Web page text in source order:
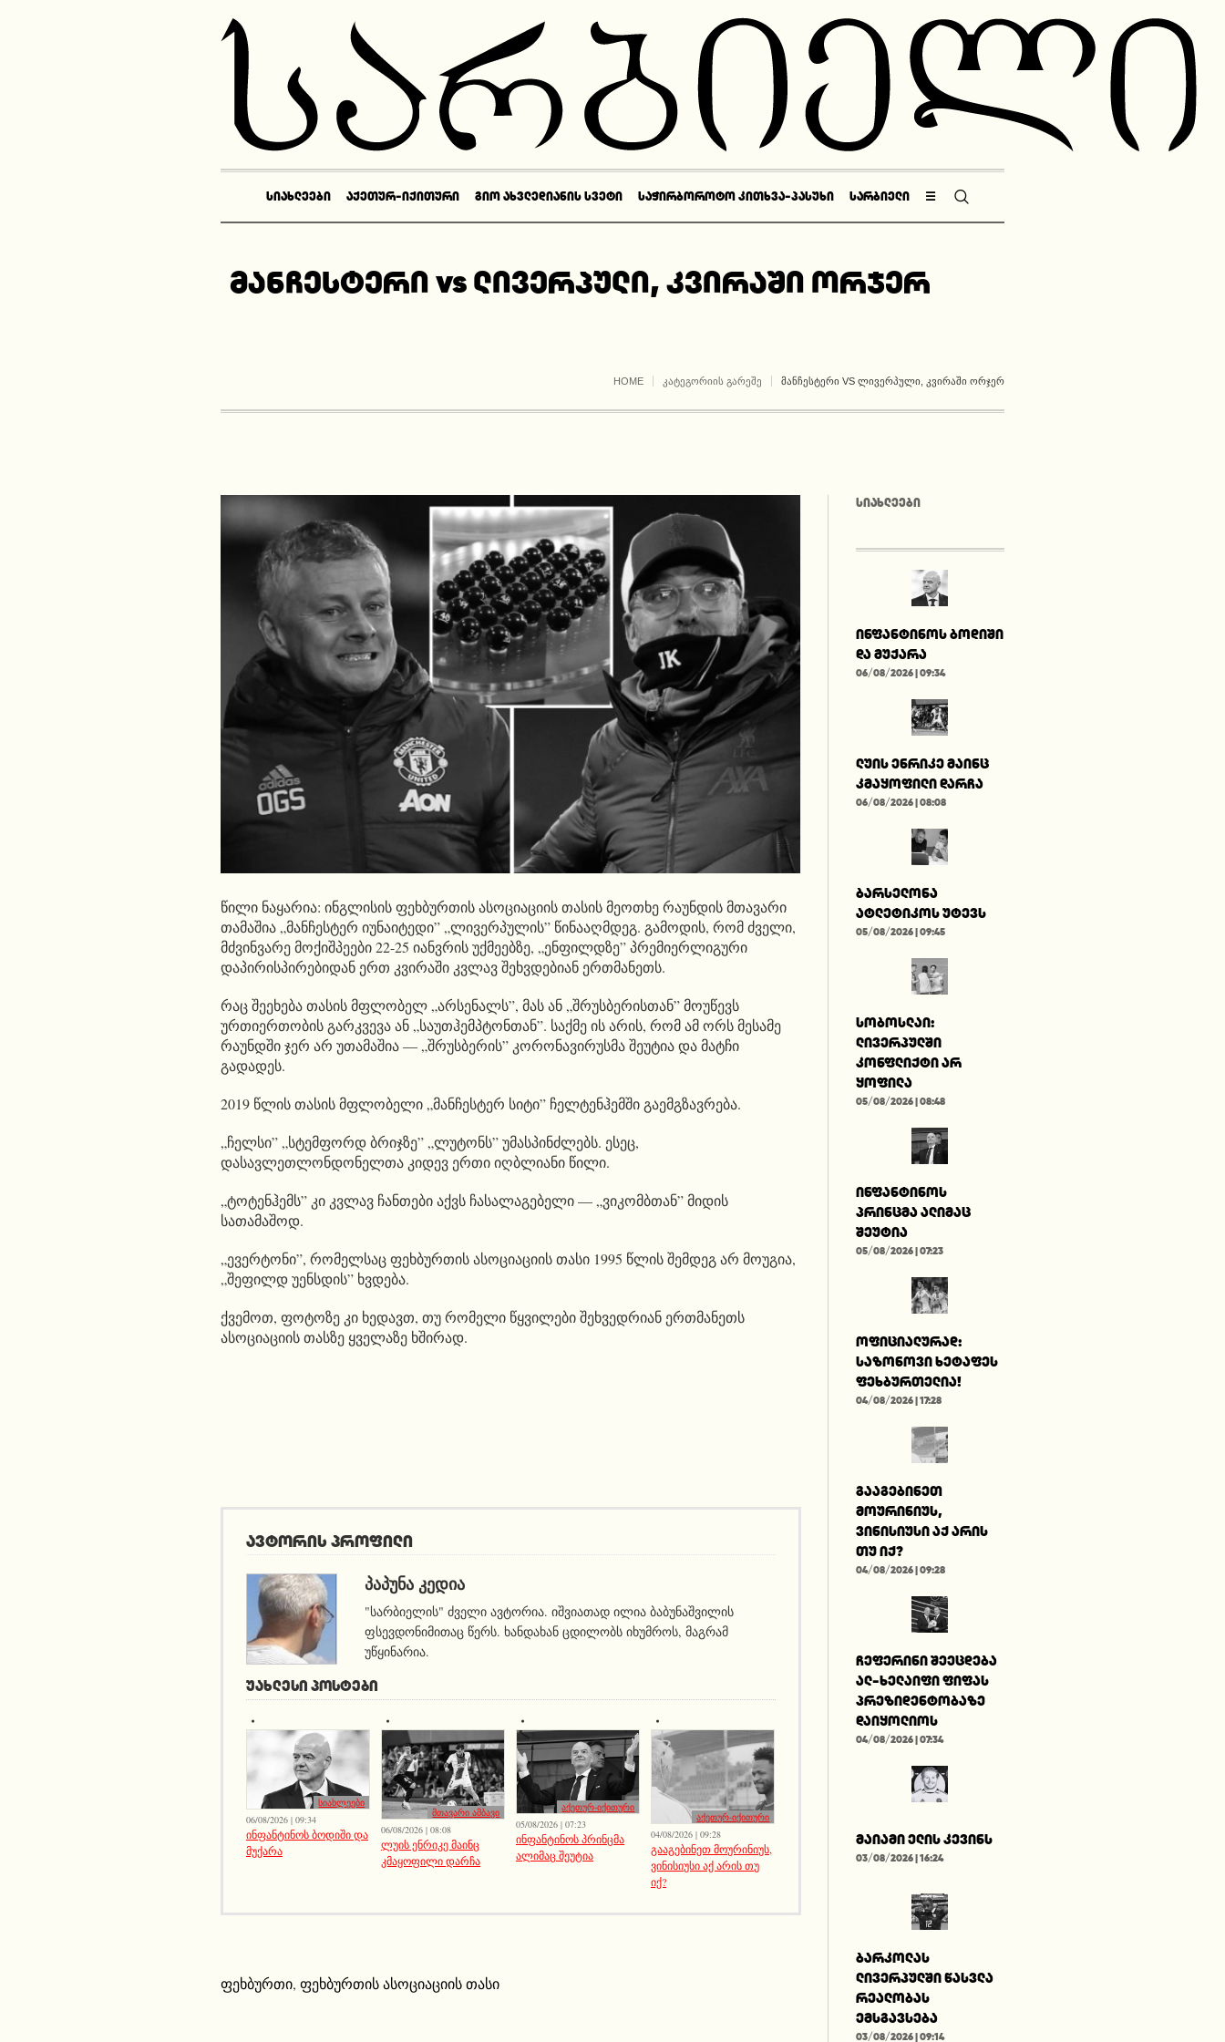
ᲡᲘᲐᲮᲚᲔᲔᲑᲘ ᲐᲥᲔᲗᲣᲠ-ᲘᲥᲘᲗᲣᲠᲘ ᲒᲘᲝ ᲐᲮᲕᲚᲔᲓᲘᲐᲜᲘᲡ ᲡᲕᲔᲢᲘ ᲡᲐᲭᲘᲠᲑᲝᲠᲝᲢᲝ ᲙᲘᲗᲮᲕᲐ-ᲞᲐᲡᲣᲮᲘ ᲡᲐᲠᲑᲘᲔᲚᲘ ☰
მანჩესტერი vs ლივერპული, კვირაში ორჯერ
HOME ᲙᲐᲢᲔᲒᲝᲠᲘᲘᲡ ᲒᲐᲠᲔᲨᲔ ᲛᲐᲜᲩᲔᲡᲢᲔᲠᲘ VS ᲚᲘᲕᲔᲠᲞᲣᲚᲘ, ᲙᲕᲘᲠᲐᲨᲘ ᲝᲠᲯᲔᲠ
წილი ნაყარია: ინგლისის ფეხბურთის ასოციაციის თასის მეოთხე რაუნდის მთავარი
თამაშია „მანჩესტერ იუნაიტედი” „ლივერპულის” წინააღმდეგ. გამოდის, რომ ძველი,
მძვინვარე მოქიშპეები 22-25 იანვრის უქმეებზე, „ენფილდზე” პრემიერლიგური
დაპირისპირებიდან ერთ კვირაში კვლავ შეხვდებიან ერთმანეთს.
რაც შეეხება თასის მფლობელ „არსენალს”, მას ან „შრუსბერისთან” მოუწევს
ურთიერთობის გარკვევა ან „საუთჰემპტონთან”. საქმე ის არის, რომ ამ ორს მესამე
რაუნდში ჯერ არ უთამაშია — „შრუსბერის” კორონავირუსმა შეუტია და მატჩი
გადადეს.
2019 წლის თასის მფლობელი „მანჩესტერ სიტი” ჩელტენჰემში გაემგზავრება.
„ჩელსი” „სტემფორდ ბრიჯზე” „ლუტონს” უმასპინძლებს. ესეც,
დასავლეთლონდონელთა კიდევ ერთი იღბლიანი წილი.
„ტოტენჰემს” კი კვლავ ჩანთები აქვს ჩასალაგებელი — „ვიკომბთან” მიდის
სათამაშოდ.
„ევერტონი”, რომელსაც ფეხბურთის ასოციაციის თასი 1995 წლის შემდეგ არ მოუგია,
„შეფილდ უენსდის” ხვდება.
ქვემოთ, ფოტოზე კი ხედავთ, თუ რომელი წყვილები შეხვედრიან ერთმანეთს
ასოციაციის თასზე ყველაზე ხშირად.
ავტორის პროფილი
ᲞᲐᲞᲣᲜᲐ ᲙᲔᲓᲘᲐ
"სარბიელის" ძველი ავტორია. იშვიათად ილია ბაბუნაშვილის
ფსევდონიმითაც წერს. ხანდახან ცდილობს იხუმროს, მაგრამ
უწყინარია.
ᲣᲐᲮᲚᲔᲡᲘ ᲞᲝᲡᲢᲔᲑᲘ
სიახლეები
06/08/2026 | 09:34
ინფანტინოს ბოდიში და
მუქარა
მთავარი ამბავი
06/08/2026 | 08:08
ლუის ენრიკე მაინც
კმაყოფილი დარჩა
აქეთურ-იქითური
05/08/2026 | 07:23
ინფანტინოს პრინცმა
ალიმაც შეუტია
აქეთურ-იქითური
04/08/2026 | 09:28
გააგებინეთ მოურინიუს,
ვინისიუსი აქ არის თუ
იქ?
ფეხბურთი, ფეხბურთის ასოციაციის თასი
ᲡᲘᲐᲮᲚᲔᲔᲑᲘ
ინფანტინოს ბოდიში
და მუქარა
06/08/2026 | 09:34
ლუის ენრიკე მაინც
კმაყოფილი დარჩა
06/08/2026 | 08:08
ბარსელონა
ატლეტიკოს უტევს
05/08/2026 | 09:45
სობოსლაი:
ლივერპულში
კონფლიქტი არ
ყოფილა
05/08/2026 | 08:48
ინფანტინოს
პრინცმა ალიმაც
შეუტია
05/08/2026 | 07:23
ოფიციალურად:
საზონოვი ხეტაფეს
ფეხბურთელია!
04/08/2026 | 17:28
გააგებინეთ
მოურინიუს,
ვინისიუსი აქ არის
თუ იქ?
04/08/2026 | 09:28
ჩეფერინი შეეცდება
ალ-ხელაიფი ფიფას
პრეზიდენტობაზე
დაიყოლიოს
04/08/2026 | 07:34
მაიამი ელის კევინს
03/08/2026 | 16:24
ბარკოლას
ლივერპულში წასვლა
რეალობას
ემსგავსება
03/08/2026 | 09:14